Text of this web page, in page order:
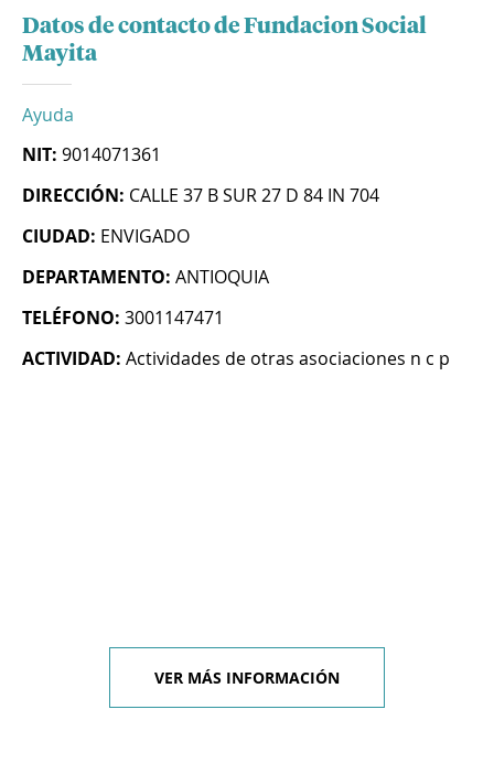
Datos de contacto de Fundacion Social
Mayita
Ayuda
NIT: 9014071361
DIRECCIÓN: CALLE 37 B SUR 27 D 84 IN 704
CIUDAD: ENVIGADO
DEPARTAMENTO: ANTIOQUIA
TELÉFONO: 3001147471
ACTIVIDAD: Actividades de otras asociaciones n c p
VER MÁS INFORMACIÓN